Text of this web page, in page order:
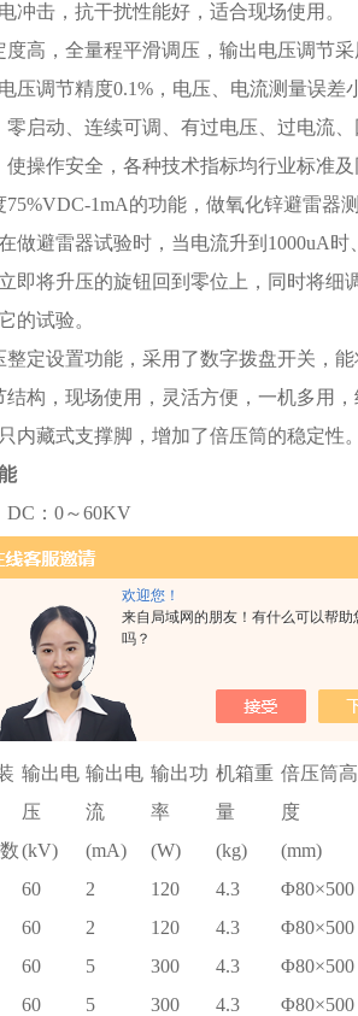
欢迎您！
来自局域网的朋友！有什么可以帮助
吗？
冲击，抗干扰性能好，适合现场使用。
度高，全量程平滑调压，输出电压调节
压调节精度0.1%，电压、电流测量误差
零启动、连续可调、有过电压、过电流
操作安全，各种技术指标均行业标准及
75%VDC-1mA的功能，做氧化锌避雷器
做避雷器试验时，当电流升到1000uA
即将升压的旋钮回到零位上，同时将
的试验。
整定设置功能，采用了数字拨盘开关，
构，现场使用，灵活方便，一机多用，
内藏式支撑脚，增加了倍压筒的稳定性。
DC：0～60KV
：0～5mA
数字显示
直流电压
输出电
压
输出电
流
输出功
率
机箱重
量
倍压筒高
度
(kV) (mA) (W) (kg) (mm)
60 2 120 4.3 Φ80×500
60 2 120 4.3 Φ80×500
60 5 300 4.3 Φ80×500
60 5 300 4.3 Φ80×500